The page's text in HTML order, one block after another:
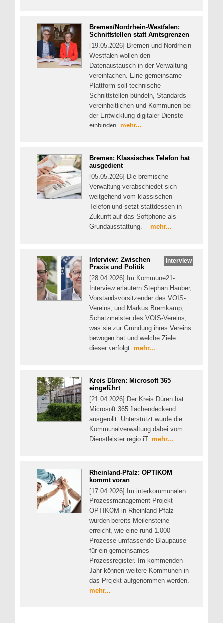
Bremen/Nordrhein-Westfalen:
Schnittstellen statt Amtsgrenzen
[19.05.2026] Bremen und Nordrhein-
Westfalen wollen den
Datenaustausch in der Verwaltung
vereinfachen. Eine gemeinsame
Plattform soll technische
Schnittstellen bündeln, Standards
vereinheitlichen und Kommunen bei
der Entwicklung digitaler Dienste
einbinden. mehr...
Bremen: Klassisches Telefon hat
ausgedient
[05.05.2026] Die bremische
Verwaltung verabschiedet sich
weitgehend vom klassischen
Telefon und setzt stattdessen in
Zukunft auf das Softphone als
Grundausstattung. mehr...
Interview
Interview: Zwischen
Praxis und Politik
[28.04.2026] Im Kommune21-
Interview erläutern Stephan Hauber,
Vorstandsvorsitzender des VOIS-
Vereins, und Markus Bremkamp,
Schatzmeister des VOIS-Vereins,
was sie zur Gründung ihres Vereins
bewogen hat und welche Ziele
dieser verfolgt. mehr...
Kreis Düren: Microsoft 365
eingeführt
[21.04.2026] Der Kreis Düren hat
Microsoft 365 flächendeckend
ausgerollt. Unterstützt wurde die
Kommunalverwaltung dabei vom
Dienstleister regio iT. mehr...
Rheinland-Pfalz: OPTIKOM
kommt voran
[17.04.2026] Im interkommunalen
Prozessmanagement-Projekt
OPTIKOM in Rheinland-Pfalz
wurden bereits Meilensteine
erreicht, wie eine rund 1.000
Prozesse umfassende Blaupause
für ein gemeinsames
Prozessregister. Im kommenden
Jahr können weitere Kommunen in
das Projekt aufgenommen werden.
mehr...